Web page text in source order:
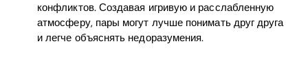
конфликтов. Создавая игривую и расслабленную
атмосферу, пары могут лучше понимать друг друга
и легче объяснять недоразумения.